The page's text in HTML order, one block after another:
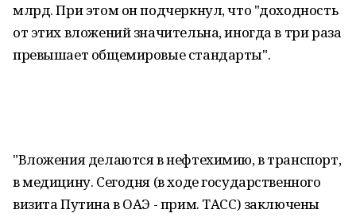
млрд. При этом он подчеркнул, что "доходность
от этих вложений значительна, иногда в три раза
превышает общемировые стандарты".
"Вложения делаются в нефтехимию, в транспорт,
в медицину. Сегодня (в ходе государственного
визита Путина в ОАЭ - прим. ТАСС) заключены